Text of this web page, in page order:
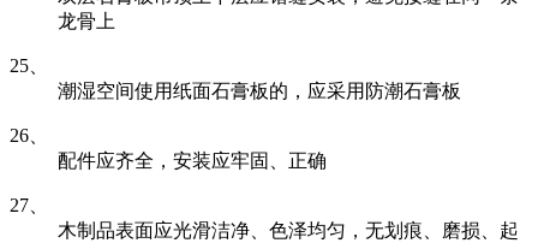
龙骨上
25、
潮湿空间使用纸面石膏板的，应采用防潮石膏板
26、
配件应齐全，安装应牢固、正确
27、
木制品表面应光滑洁净、色泽均匀，无划痕、磨损、起